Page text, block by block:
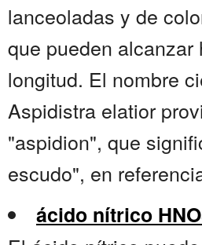
lanceoladas y de
que pueden alcanzar
longitud. El nombre
Aspidistra elatior
"aspidion", que
escudo", en
ácido nítrico